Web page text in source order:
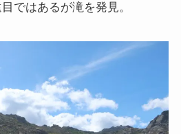
ではあるが滝を発見。